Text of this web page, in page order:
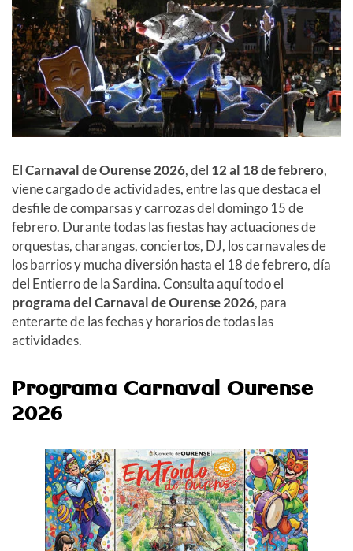
ElCarnaval de Ourense 2026, del 12 al 18 de febrero,
viene cargado de actividades, entre las que destaca el
desfile de comparsas y carrozas del domingo 15 de
febrero. Durante todas las fiestas hay actuaciones de
orquestas, charangas, conciertos, DJ, los carnavales de
los barrios y mucha diversión hasta el 18 de febrero, día
del Entierro de la Sardina. Consulta aquí todo el
programa del Carnaval de Ourense 2026, para
enterarte de las fechas y horarios de todas las
actividades.
Programa Carnaval Ourense
2026